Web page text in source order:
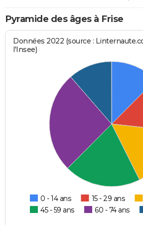
Pyramide des âges à Frise
Données 2022 (source :
l'Insee)
0 - 14 ans 15 - 29 ans
45 - 59 ans
60 - 74 ans